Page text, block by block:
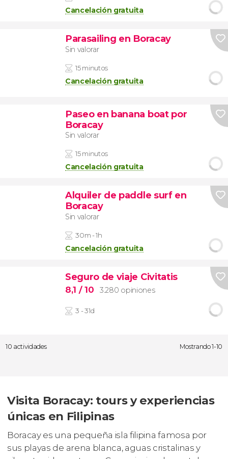
Cancelación gratuita
Parasailing en Boracay
Sin valorar
15 minutos
Cancelación gratuita
Paseo en banana boat por
Boracay
Sin valorar
15 minutos
Cancelación gratuita
Alquiler de paddle surf en
Boracay
Sin valorar
30m - 1h
Cancelación gratuita
Seguro de viaje Civitatis
8,1 / 10 3.280 opiniones
3 - 31d
10 actividades Mostrando 1-10
Visita Boracay: tours y experiencias
únicas en Filipinas
Boracay es una pequeña isla filipina famosa por
sus playas de arena blanca, aguas cristalinas y